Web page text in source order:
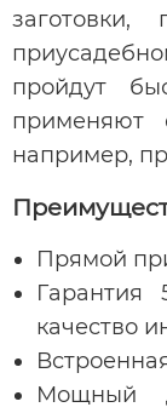
пройдут
применяют
например,
Прямой
Гарантия
качество
Мощный